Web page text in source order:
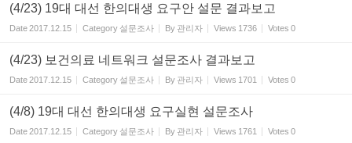
(4/23) 19대 대선 한의대생 요구안 설문 결과보고
Date2017.12.15 Category 설문조사 By 관리자 Views 1736 Votes 0
(4/23) 보건의료 네트워크 설문조사 결과보고
Date2017.12.15 Category 설문조사 By 관리자 Views 1701 Votes 0
(4/8) 19대 대선 한의대생 요구실현 설문조사
Date2017.12.15 Category 설문조사 By 관리자 Views 1761 Votes 0